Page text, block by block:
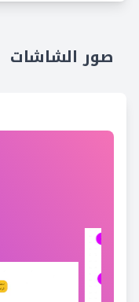
صور الشاشات